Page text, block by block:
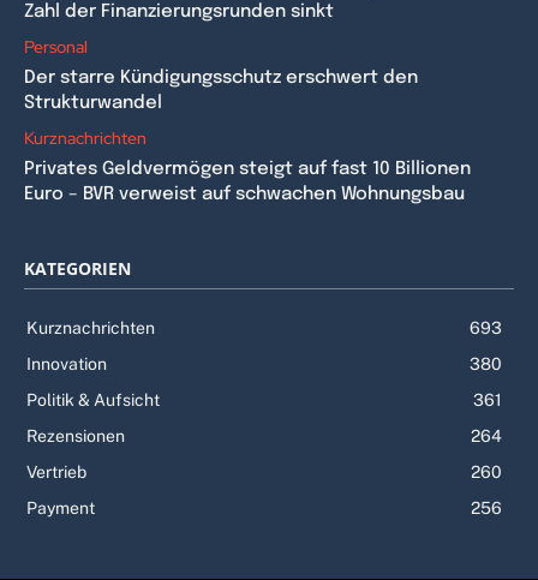
Zahl der Finanzierungsrunden sinkt
Personal
Der starre Kündigungsschutz erschwert den
Strukturwandel
Kurznachrichten
Privates Geldvermögen steigt auf fast 10 Billionen
Euro – BVR verweist auf schwachen Wohnungsbau
KATEGORIEN
Kurznachrichten
693
Innovation
380
Politik & Aufsicht
361
Rezensionen
264
Vertrieb
260
Payment
256